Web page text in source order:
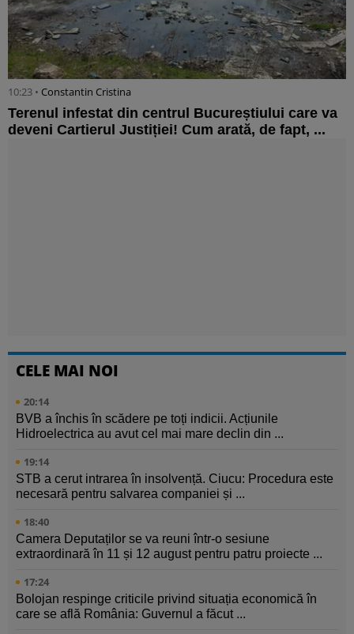
10:23 • Constantin Cristina
Terenul infestat din centrul Bucureștiului care va
deveni Cartierul Justiției! Cum arată, de fapt, ...
CELE MAI NOI
20:14
BVB a închis în scădere pe toți indicii. Acțiunile
Hidroelectrica au avut cel mai mare declin din ...
19:14
STB a cerut intrarea în insolvență. Ciucu: Procedura este
necesară pentru salvarea companiei și ...
18:40
Camera Deputaților se va reuni într-o sesiune
extraordinară în 11 și 12 august pentru patru proiecte ...
17:24
Bolojan respinge criticile privind situația economică în
care se află România: Guvernul a făcut ...